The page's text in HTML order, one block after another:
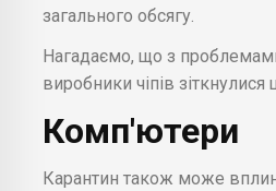
загального обсягу.
Нагадаємо, що з
виробники чіпів зіткнулися
Комп'ютери
Карантин також може